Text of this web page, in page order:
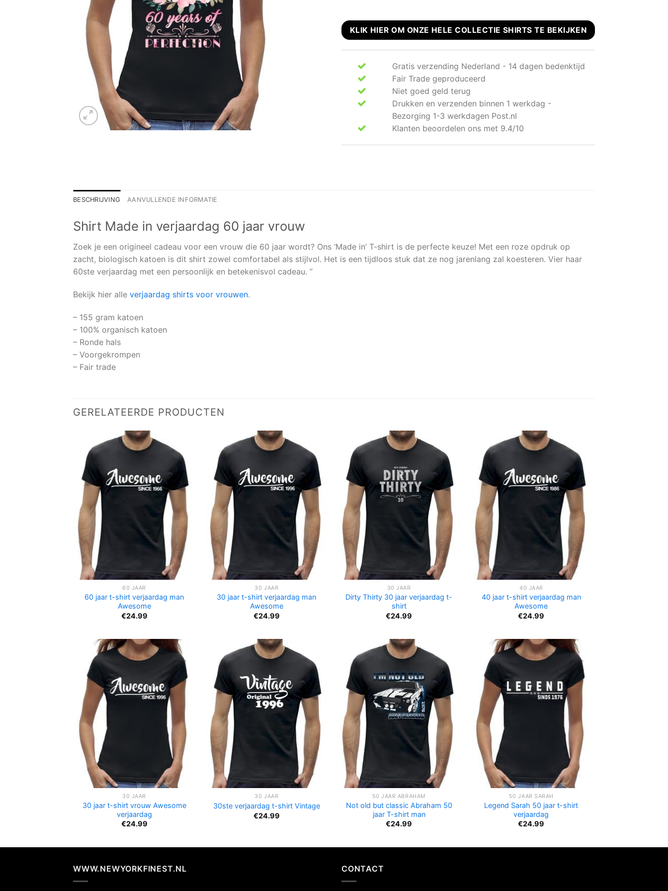
KLIK HIER OM ONZE HELE COLLECTIE SHIRTS TE BEKIJKEN
Gratis verzending Nederland - 14 dagen bedenktijd
Fair Trade geproduceerd
Niet goed geld terug
Drukken en verzenden binnen 1 werkdag -
Bezorging 1-3 werkdagen Post.nl
Klanten beoordelen ons met 9.4/10
BESCHRIJVING AANVULLENDE INFORMATIE
Shirt Made in verjaardag 60 jaar vrouw
Zoek je een origineel cadeau voor een vrouw die 60 jaar wordt? Ons ‘Made in’ T-shirt is de perfecte keuze! Met een roze opdruk op
zacht, biologisch katoen is dit shirt zowel comfortabel als stijlvol. Het is een tijdloos stuk dat ze nog jarenlang zal koesteren. Vier haar
60ste verjaardag met een persoonlijk en betekenisvol cadeau. ”
Bekijk hier alle verjaardag shirts voor vrouwen.
– 155 gram katoen
– 100% organisch katoen
– Ronde hals
– Voorgekrompen
– Fair trade
GERELATEERDE PRODUCTEN
60 JAAR
60 jaar t-shirt verjaardag man
Awesome
€24.99
30 JAAR
30 jaar t-shirt verjaardag man
Awesome
€24.99
30 JAAR
Dirty Thirty 30 jaar verjaardag t-
shirt
€24.99
40 JAAR
40 jaar t-shirt verjaardag man
Awesome
€24.99
30 JAAR
30 jaar t-shirt vrouw Awesome
verjaardag
€24.99
30 JAAR
30ste verjaardag t-shirt Vintage
€24.99
50 JAAR ABRAHAM
Not old but classic Abraham 50
jaar T-shirt man
€24.99
50 JAAR SARAH
Legend Sarah 50 jaar t-shirt
verjaardag
€24.99
WWW.NEWYORKFINEST.NL CONTACT